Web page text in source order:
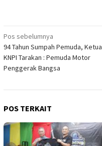
Navigasi
pos
Pos sebelumnya
94 Tahun Sumpah Pemuda, Ketua
KNPI Tarakan : Pemuda Motor
Penggerak Bangsa
POS TERKAIT